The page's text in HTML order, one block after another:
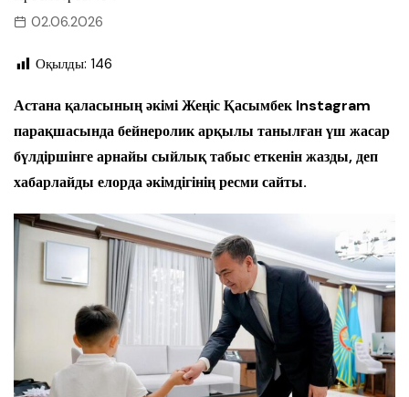
02.06.2026
Оқылды: 146
Астана қаласының әкімі Жеңіс Қасымбек Instagram
парақшасында бейнеролик арқылы танылған үш жасар
бүлдіршінге арнайы сыйлық табыс еткенін жазды, деп
хабарлайды елорда әкімдігінің ресми сайты.